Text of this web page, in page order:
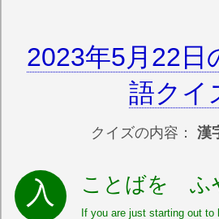
2023年5月22日
語クイ
クイズの内容： 漢
ことばを ふ
If you are just starting out